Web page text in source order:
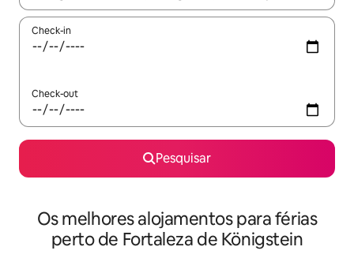
Check-in
Check-out
Pesquisar
Os melhores alojamentos para férias
perto de Fortaleza de Königstein